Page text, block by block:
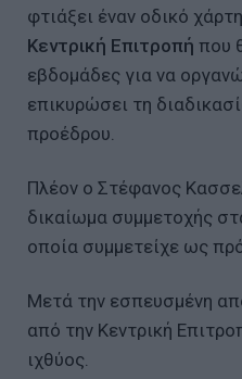
φτιάξει έναν οδικό
Κεντρική Επιτροπή που
εβδομάδες για να
επικυρώσει τη
προέδρου.
Πλέον ο Στέφανος
δικαίωμα συμμετοχής
οποία συμμετείχε ως
Μετά την εσπευσμένη
από την Κεντρική
ιχθύος.